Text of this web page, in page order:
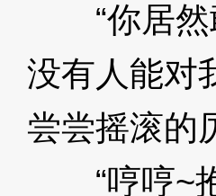
“你居然
没有人能对
尝尝摇滚的
“哼哼~抱